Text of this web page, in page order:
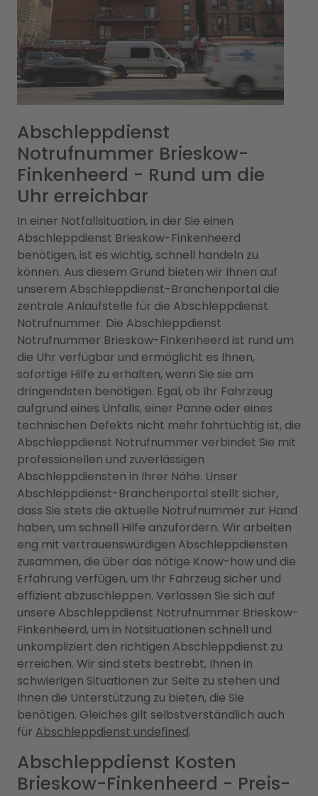
Abschleppdienst
Notrufnummer Brieskow-
Finkenheerd - Rund um die
Uhr erreichbar
In einer Notfallsituation, in der Sie einen
Abschleppdienst Brieskow-Finkenheerd
benötigen, ist es wichtig, schnell handeln zu
können. Aus diesem Grund bieten wir Ihnen auf
unserem Abschleppdienst-Branchenportal die
zentrale Anlaufstelle für die Abschleppdienst
Notrufnummer. Die Abschleppdienst
Notrufnummer Brieskow-Finkenheerd ist rund um
die Uhr verfügbar und ermöglicht es Ihnen,
sofortige Hilfe zu erhalten, wenn Sie sie am
dringendsten benötigen. Egal, ob Ihr Fahrzeug
aufgrund eines Unfalls, einer Panne oder eines
technischen Defekts nicht mehr fahrtüchtig ist, die
Abschleppdienst Notrufnummer verbindet Sie mit
professionellen und zuverlässigen
Abschleppdiensten in Ihrer Nähe. Unser
Abschleppdienst-Branchenportal stellt sicher,
dass Sie stets die aktuelle Notrufnummer zur Hand
haben, um schnell Hilfe anzufordern. Wir arbeiten
eng mit vertrauenswürdigen Abschleppdiensten
zusammen, die über das nötige Know-how und die
Erfahrung verfügen, um Ihr Fahrzeug sicher und
effizient abzuschleppen. Verlassen Sie sich auf
unsere Abschleppdienst Notrufnummer Brieskow-
Finkenheerd, um in Notsituationen schnell und
unkompliziert den richtigen Abschleppdienst zu
erreichen. Wir sind stets bestrebt, Ihnen in
schwierigen Situationen zur Seite zu stehen und
Ihnen die Unterstützung zu bieten, die Sie
benötigen. Gleiches gilt selbstverständlich auch
für Abschleppdienst undefined.
Abschleppdienst Kosten
Brieskow-Finkenheerd - Preis-